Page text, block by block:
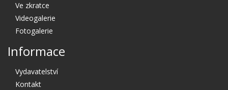
Ve zkratce
Videogalerie
Fotogalerie
Informace
Vydavatelství
Kontakt